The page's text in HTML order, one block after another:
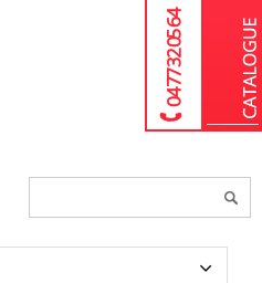
04 77 32 05 64